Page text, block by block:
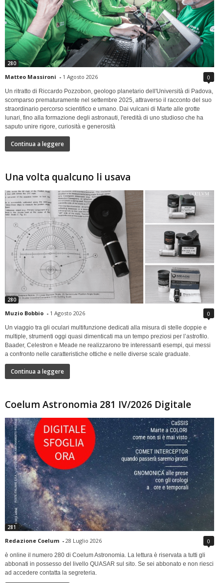
280
Matteo Massironi - 1 Agosto 2026 0
Un ritratto di Riccardo Pozzobon, geologo planetario dell'Università di Padova,
scomparso prematuramente nel settembre 2025, attraverso il racconto del suo
straordinario percorso scientifico e umano. Dai vulcani di Marte alle grotte
lunari, fino alla formazione degli astronauti, l'eredità di uno studioso che ha
saputo unire rigore, curiosità e generosità
Continua a leggere
Una volta qualcuno li usava
280
Muzio Bobbio - 1 Agosto 2026 0
Un viaggio tra gli oculari multifunzione dedicati alla misura di stelle doppie e
multiple, strumenti oggi quasi dimenticati ma un tempo preziosi per l’astrofilo.
Baader, Celestron e Meade ne realizzarono tre interessanti esempi, qui messi
a confronto nelle caratteristiche ottiche e nelle diverse scale graduate.
Continua a leggere
Coelum Astronomia 281 IV/2026 Digitale
281
Redazione Coelum - 28 Luglio 2026 0
è online il numero 280 di Coelum Astronomia. La lettura è riservata a tutti gli
abbonati in possesso del livello QUASAR sul sito. Se sei abbonato e non riesci
ad accedere contatta la segreteria.